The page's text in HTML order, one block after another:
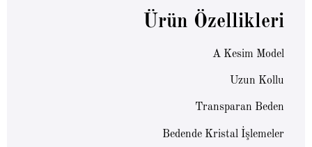
Ürün Özellikleri
A Kesim Model
Uzun Kollu
Transparan Beden
Bedende Kristal İşlemeler